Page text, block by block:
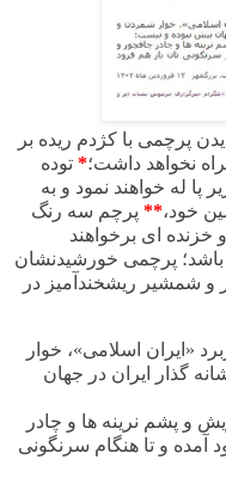
پرچمی با کژدم ریده بر
نخواهد داشت؛* توده
پا له خواهند نمود و به
خود،** پرچم سه رنگ
خزنده ای برخواهند
پرچمی خورشیدنشان
شمشیر ریشخندآمیز در
«ایران اسلامی»، خوار
گذار ایران در جهان
و پشم نرینه ها و چادر
آمده و تا هنگام سرنگونی